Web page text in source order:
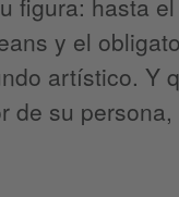
y el
artístico. Y
de su